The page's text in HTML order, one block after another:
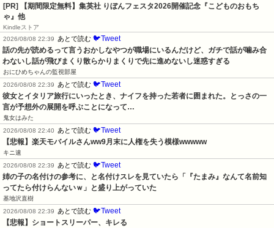
[PR] 【期間限定無料】集英社 りぼんフェスタ2026開催記念『こどものおもち
ゃ』他
Kindleストア
2026/08/08 22:39
あとで読む 🐦Tweet
話の先が読めるって言うおかしなやつが職場にいるんだけど、ガチで話が噛み合
わないし話が飛びまくり散らかりまくりで先に進めないし迷惑すぎる
おにひめちゃんの監視部屋
2026/08/08 22:39
あとで読む 🐦Tweet
彼女とイタリア旅行にいったとき、ナイフを持った若者に囲まれた。とっさの一
言が予想外の展開を呼ぶことになって…
鬼女はみた
2026/08/08 22:40
あとで読む 🐦Tweet
【悲報】楽天モバイルさんww9月末に人権を失う模様wwwww
キニ速
2026/08/08 22:39
あとで読む 🐦Tweet
姉の子の名付けの参考に、と名付けスレを見ていたら「『たまみ』なんて名前知
ってたら付けらんないｗ」と盛り上がっていた
基地沢直樹
2026/08/08 22:39
あとで読む 🐦Tweet
【悲報】ショートスリーパー、キレる